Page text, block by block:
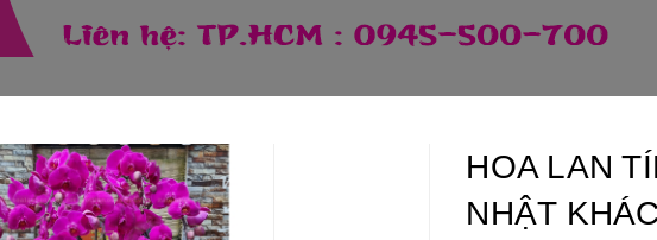
HOA LAN
NHẬT